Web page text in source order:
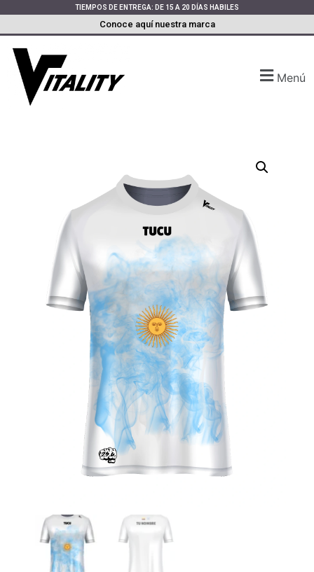
TIEMPOS DE ENTREGA: DE 15 A 20 DÍAS HABILES
Conoce aquí nuestra marca
Menú